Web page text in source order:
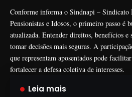
Conforme informa o Sindnapi – Sindicato
Pensionistas e Idosos, o primeiro passo é
atualizada. Entender direitos, benefícios
tomar decisões mais seguras. A
que representam aposentados pode
fortalecer a defesa coletiva de interesses.
Leia mais